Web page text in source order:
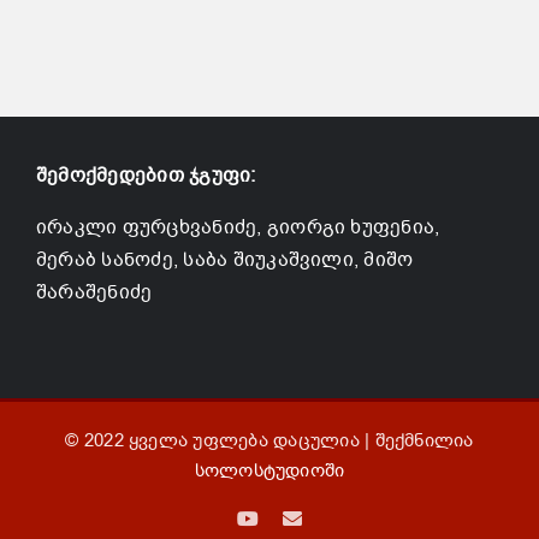
შემოქმედებით ჯგუფი:
ირაკლი ფურცხვანიძე, გიორგი ხუფენია,
მერაბ სანოძე, საბა შიუკაშვილი, მიშო
შარაშენიძე
© 2022 ყველა უფლება დაცულია | შექმნილია
სოლოსტუდიოში
YouTubeEmail